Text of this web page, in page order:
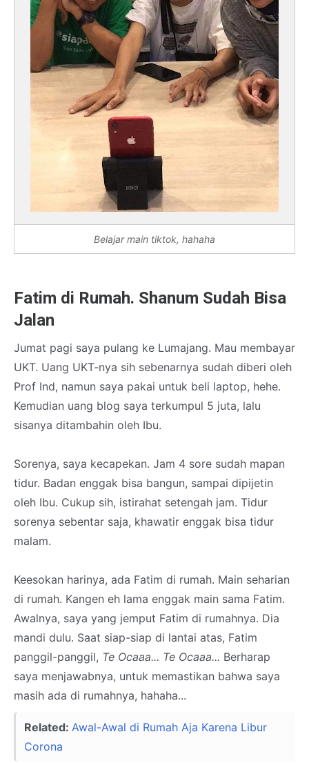
Belajar main tiktok, hahaha
Fatim di Rumah. Shanum Sudah Bisa
Jalan
Jumat pagi saya pulang ke Lumajang. Mau membayar
UKT. Uang UKT-nya sih sebenarnya sudah diberi oleh
Prof Ind, namun saya pakai untuk beli laptop, hehe.
Kemudian uang blog saya terkumpul 5 juta, lalu
sisanya ditambahin oleh Ibu.
Sorenya, saya kecapekan. Jam 4 sore sudah mapan
tidur. Badan enggak bisa bangun, sampai dipijetin
oleh Ibu. Cukup sih, istirahat setengah jam. Tidur
sorenya sebentar saja, khawatir enggak bisa tidur
malam.
Keesokan harinya, ada Fatim di rumah. Main seharian
di rumah. Kangen eh lama enggak main sama Fatim.
Awalnya, saya yang jemput Fatim di rumahnya. Dia
mandi dulu. Saat siap-siap di lantai atas, Fatim
panggil-panggil, Te Ocaaa... Te Ocaaa... Berharap
saya menjawabnya, untuk memastikan bahwa saya
masih ada di rumahnya, hahaha...
Related: Awal-Awal di Rumah Aja Karena Libur
Corona